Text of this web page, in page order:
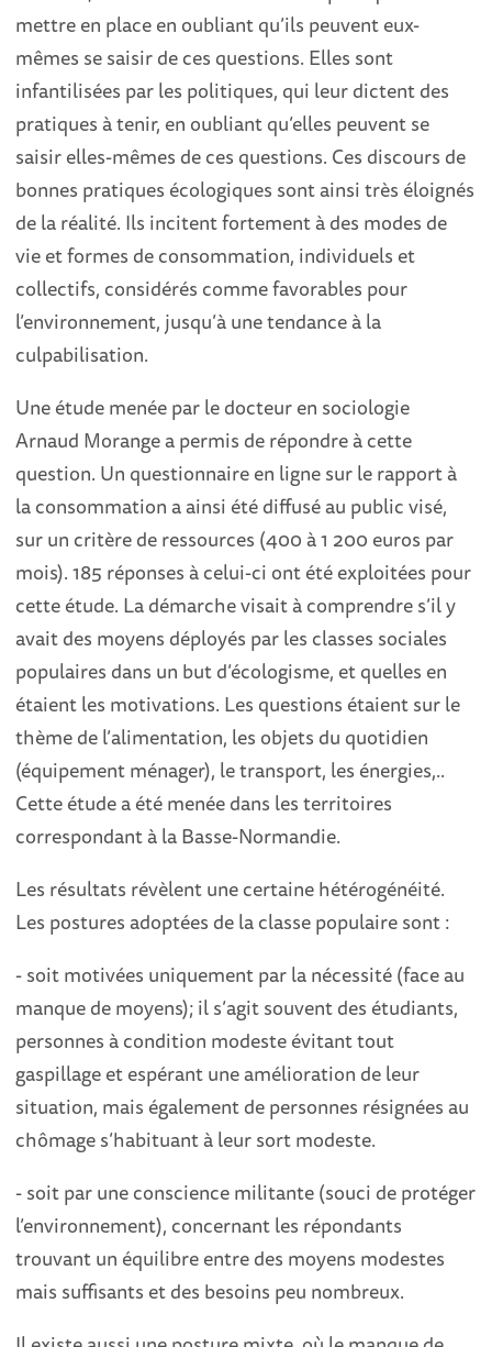
mettre en place en oubliant qu’ils peuvent eux-
mêmes se saisir de ces questions. Elles sont
infantilisées par les politiques, qui leur dictent des
pratiques à tenir, en oubliant qu’elles peuvent se
saisir elles-mêmes de ces questions. Ces discours de
bonnes pratiques écologiques sont ainsi très éloignés
de la réalité. Ils incitent fortement à des modes de
vie et formes de consommation, individuels et
collectifs, considérés comme favorables pour
l’environnement, jusqu’à une tendance à la
culpabilisation.
Une étude menée par le docteur en sociologie
Arnaud Morange a permis de répondre à cette
question. Un questionnaire en ligne sur le rapport à
la consommation a ainsi été diffusé au public visé,
sur un critère de ressources (400 à 1 200 euros par
mois). 185 réponses à celui-ci ont été exploitées pour
cette étude. La démarche visait à comprendre s’il y
avait des moyens déployés par les classes sociales
populaires dans un but d’écologisme, et quelles en
étaient les motivations. Les questions étaient sur le
thème de l’alimentation, les objets du quotidien
(équipement ménager), le transport, les énergies,..
Cette étude a été menée dans les territoires
correspondant à la Basse-Normandie.
Les résultats révèlent une certaine hétérogénéité.
Les postures adoptées de la classe populaire sont :
- soit motivées uniquement par la nécessité (face au
manque de moyens); il s’agit souvent des étudiants,
personnes à condition modeste évitant tout
gaspillage et espérant une amélioration de leur
situation, mais également de personnes résignées au
chômage s’habituant à leur sort modeste.
- soit par une conscience militante (souci de protéger
l’environnement), concernant les répondants
trouvant un équilibre entre des moyens modestes
mais suffisants et des besoins peu nombreux.